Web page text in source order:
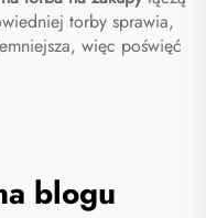
torby sprawia,
więc poświęć
blogu